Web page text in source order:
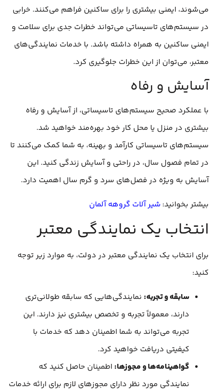
می‌شوند، ایمنی بیشتری را برای ساکنین فراهم می‌کنند. خرابی
در سیستم‌های تاسیساتی می‌تواند خطرات جدی برای سلامت و
ایمنی ساکنین به همراه داشته باشد. با خدمات نمایندگی‌های
معتبر، می‌توان از این خطرات جلوگیری کرد.
آسایش و رفاه
با عملکرد صحیح سیستم‌های تاسیساتی، از آسایش و رفاه
بیشتری در منزل یا محل کار خود بهره‌مند خواهید شد.
سیستم‌های تاسیساتی کارآمد و بهینه، به شما کمک می‌کنند تا
در تمام فصول سال، در راحتی و آسایش زندگی کنید. این
آسایش به ویژه در فصل‌های سرد و گرم سال اهمیت دارد.
بیشتر بخوانید: شیر آلات گروهه آلمان
انتخاب یک نمایندگی معتبر
برای انتخاب یک نمایندگی معتبر در دولت، به موارد زیر توجه
کنید:
سابقه و تجربه: نمایندگی‌هایی که سابقه طولانی‌تری
دارند، معمولاً تجربه و تخصص بیشتری نیز دارند. این
تجربه می‌تواند به شما اطمینان دهد که خدمات با
کیفیتی دریافت خواهید کرد.
گواهینامه‌ها و مجوزها: اطمینان حاصل کنید که
نمایندگی مورد نظر دارای مجوزهای لازم برای ارائه خدمات